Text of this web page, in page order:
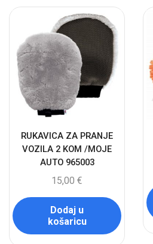
RUKAVICA ZA PRANJE
VOZILA 2 KOM /MOJE
AUTO 965003
15,00 €
Dodaj u
košaricu